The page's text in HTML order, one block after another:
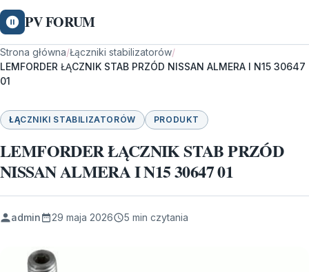
PV FORUM
Strona główna/Łączniki stabilizatorów/
LEMFORDER ŁĄCZNIK STAB PRZÓD NISSAN ALMERA I N15 30647
01
ŁĄCZNIKI STABILIZATORÓW PRODUKT
LEMFORDER ŁĄCZNIK STAB PRZÓD
NISSAN ALMERA I N15 30647 01
admin 29 maja 2026 5 min czytania